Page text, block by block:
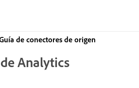
de conectores de origen
Analytics